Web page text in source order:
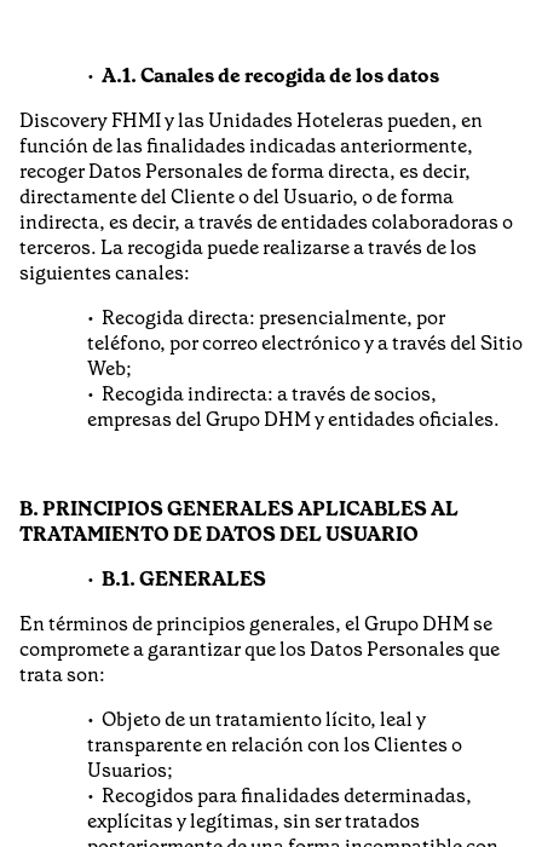
A.1. Canales de recogida de los datos
Discovery FHMI y las Unidades Hoteleras pueden, en
función de las finalidades indicadas anteriormente,
recoger Datos Personales de forma directa, es decir,
directamente del Cliente o del Usuario, o de forma
indirecta, es decir, a través de entidades colaboradoras o
terceros. La recogida puede realizarse a través de los
siguientes canales:
Recogida directa: presencialmente, por
teléfono, por correo electrónico y a través del Sitio
Web;
Recogida indirecta: a través de socios,
empresas del Grupo DHM y entidades oficiales.
B. PRINCIPIOS GENERALES APLICABLES AL
TRATAMIENTO DE DATOS DEL USUARIO
B.1. GENERALES
En términos de principios generales, el Grupo DHM se
compromete a garantizar que los Datos Personales que
trata son:
Objeto de un tratamiento lícito, leal y
transparente en relación con los Clientes o
Usuarios;
Recogidos para finalidades determinadas,
explícitas y legítimas, sin ser tratados